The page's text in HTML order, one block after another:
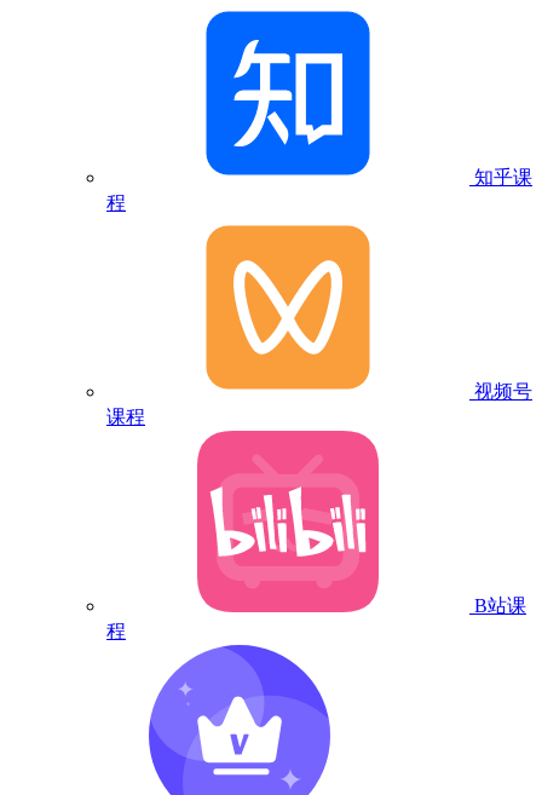
知乎课
程
视频号
课程
B站课
程